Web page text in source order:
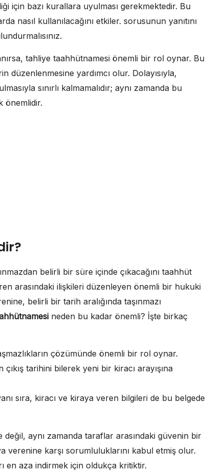
için bazı kurallara uyulması gerekmektedir. Bu
nasıl kullanılacağını etkiler. sorusunun yanıtını
tahliye taahhütnamesi önemli bir rol oynar. Bu
düzenlenmesine yardımcı olur. Dolayısıyla,
sınırlı kalmamalıdır; aynı zamanda bu
önemlidir.
belirli bir süre içinde çıkacağını taahhüt
arasındaki ilişkileri düzenleyen önemli bir hukuki
belirli bir tarih aralığında taşınmazı
neden bu kadar önemli? İşte birkaç
çözümünde önemli bir rol oynar.
çıkış tarihini bilerek yeni bir kiracı arayışına
sıra, kiracı ve kiraya veren bilgileri de bu belgede
değil, aynı zamanda taraflar arasındaki güvenin bir
verenine karşı sorumluluklarını kabul etmiş olur.
en aza indirmek için oldukça kritiktir.